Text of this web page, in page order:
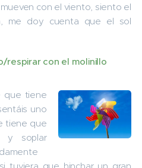
con el viento, siento el
me doy cuenta que el sol
respirar con el molinillo
que tiene
uno
tiene que
y soplar
tuviera que hinchar un gran